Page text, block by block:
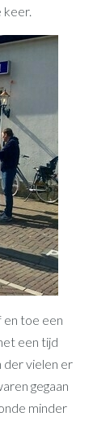
keer.
en toe een
een tijd
der vielen er
gegaan
minder